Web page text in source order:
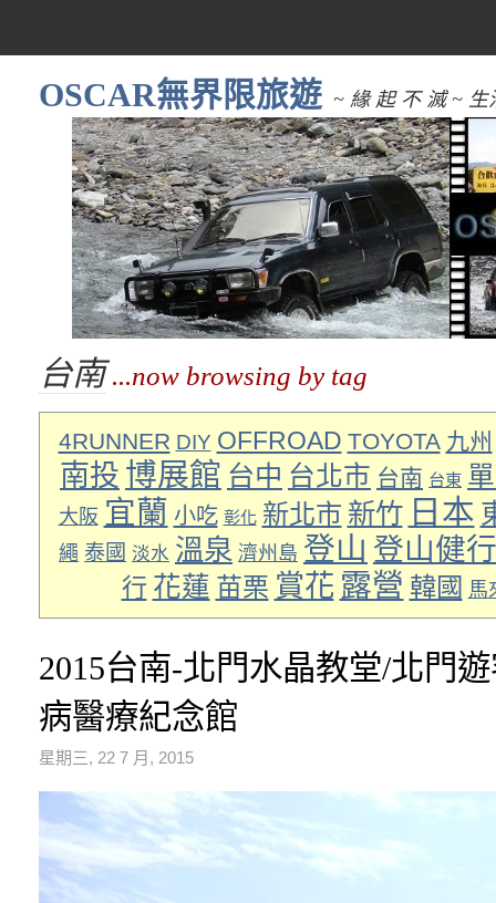
OSCAR無界限旅遊 ~ 緣 起 不 滅 ~ 生
台南...now browsing by tag
4RUNNER DIY OFFROAD TOYOTA 九州
南投 博展館 台中 台北市 台南 台東
大阪 宜蘭 小吃 彰化 新北市 新竹 日本
繩 泰國 淡水 溫泉 濟州島 登山 登山健行
行 花蓮 苗栗 賞花 露營 韓國 馬
2015台南-北門水晶教堂/北門
病醫療紀念館
星期三, 22 7 月, 2015